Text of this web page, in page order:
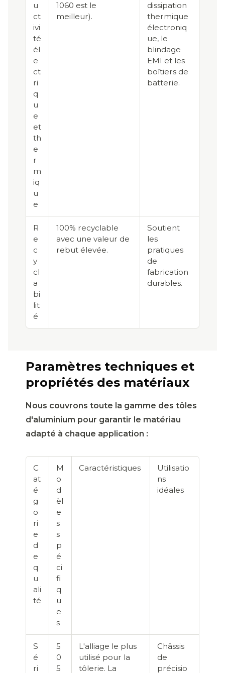
u
ct
ivi
té
él
e
ct
ri
q
u
e
et
th
e
r
m
iq
u
e
1060 est le
meilleur).
dissipation
thermique
électroniq
ue, le
blindage
EMI et les
boîtiers de
batterie.
R
e
c
y
cl
a
bi
lit
é
100% recyclable
avec une valeur de
rebut élevée.
Soutient
les
pratiques
de
fabrication
durables.
Paramètres techniques et
propriétés des matériaux
Nous couvrons toute la gamme des tôles
d'aluminium pour garantir le matériau
adapté à chaque application :
C
at
é
g
o
ri
e
d
e
q
u
ali
té
M
o
d
èl
e
s
s
p
é
ci
fi
q
u
e
s
Caractéristiques
Utilisatio
ns
idéales
S
é
ri
5
0
5
L'alliage le plus
utilisé pour la
tôlerie. La
Châssis
de
précisio